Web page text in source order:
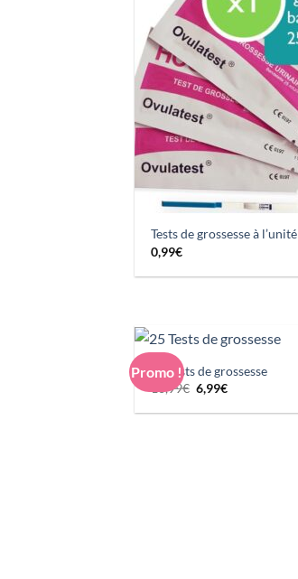
Tests de grossesse à l’unité
0,99€
Promo !
25 Tests de grossesse
16,99€ Le
prix
initial
6,99€Le
actuel